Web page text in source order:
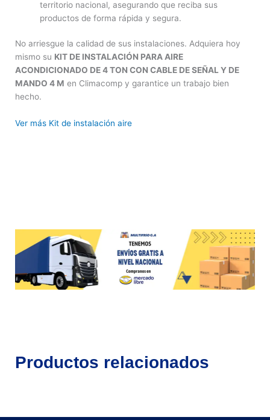
territorio nacional, asegurando que reciba sus
productos de forma rápida y segura.
No arriesgue la calidad de sus instalaciones. Adquiera hoy
mismo su KIT DE INSTALACIÓN PARA AIRE
ACONDICIONADO DE 4 TON CON CABLE DE SEÑAL Y DE
MANDO 4 M en Climacomp y garantice un trabajo bien
hecho.
Ver más Kit de instalación aire
Productos relacionados